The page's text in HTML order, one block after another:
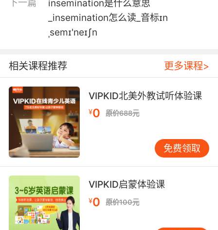
that dome.
我也不想待在里面 那个圆顶里
它在他脑袋里 它在他脑袋里
7. There's a whole creature inside her. Inside
all of them.
她体内寄生着一只生物 他们都有
8. To take them down from the inside, we
need to be on the inside.
要从他们内部击垮他们 我们必须进入内部
9. Dude, we are going inside. I'm not going
inside there.
insemination是什么意思
_insemination怎么读_音标ɪn
ˌsemɪ'neɪʃn
相关课程推荐 更多课程>
VIPKID北美外教试听体验课
¥0 原价688元
免费领取
VIPKID启蒙体验课
¥0 原价100元